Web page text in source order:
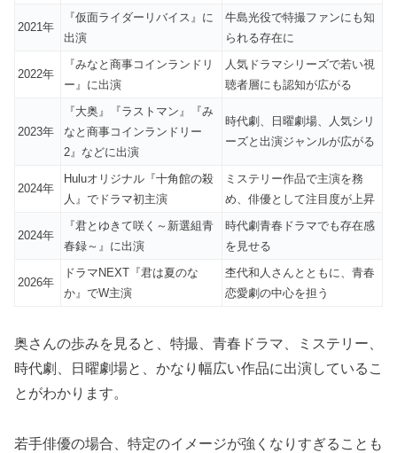
2021年
『仮面ライダーリバイス』に
出演
牛島光役で特撮ファンにも知
られる存在に
2022年
『みなと商事コインランドリ
ー』に出演
人気ドラマシリーズで若い視
聴者層にも認知が広がる
2023年
『大奥』『ラストマン』『み
なと商事コインランドリー
2』などに出演
時代劇、日曜劇場、人気シリ
ーズと出演ジャンルが広がる
2024年
Huluオリジナル『十角館の殺
人』でドラマ初主演
ミステリー作品で主演を務
め、俳優として注目度が上昇
2024年
『君とゆきて咲く～新選組青
春録～』に出演
時代劇青春ドラマでも存在感
を見せる
2026年
ドラマNEXT『君は夏のな
か』でW主演
杢代和人さんとともに、青春
恋愛劇の中心を担う
奥さんの歩みを見ると、特撮、青春ドラマ、ミステリー、
時代劇、日曜劇場と、かなり幅広い作品に出演しているこ
とがわかります。
若手俳優の場合、特定のイメージが強くなりすぎることも